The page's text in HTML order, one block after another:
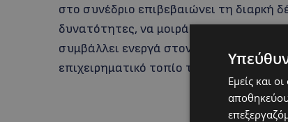
στο συνέδριο επιβεβαιώνει τη διαρκή
δυνατότητες, να μοιράζεται την
συμβάλλει ενεργά στον ευρύτερο
επιχειρηματικό τοπίο του μέλλοντος.
Εμείς και